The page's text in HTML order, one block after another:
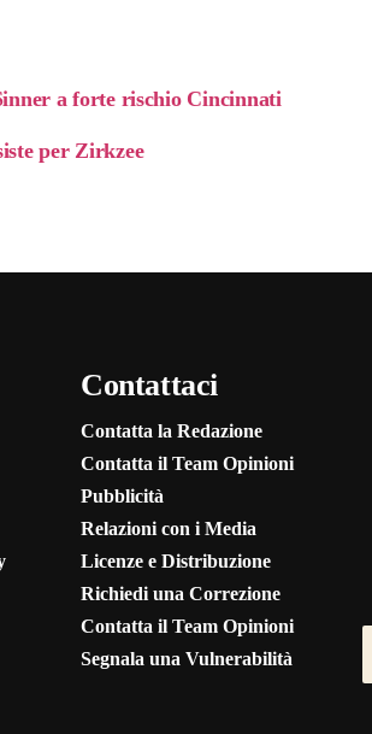
a forte rischio Cincinnati
per Zirkzee
Contattaci
Contatta la Redazione
Contatta il Team Opinioni
Pubblicità
Relazioni con i Media
Licenze e Distribuzione
Richiedi una Correzione
Contatta il Team Opinioni
Segnala una Vulnerabilità